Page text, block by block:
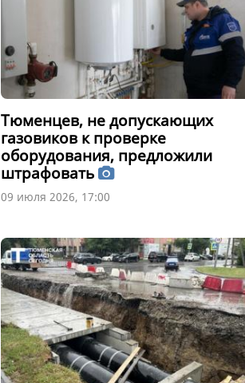
Тюменцев, не допускающих
газовиков к проверке
оборудования, предложили
штрафовать
09 июля 2026, 17:00